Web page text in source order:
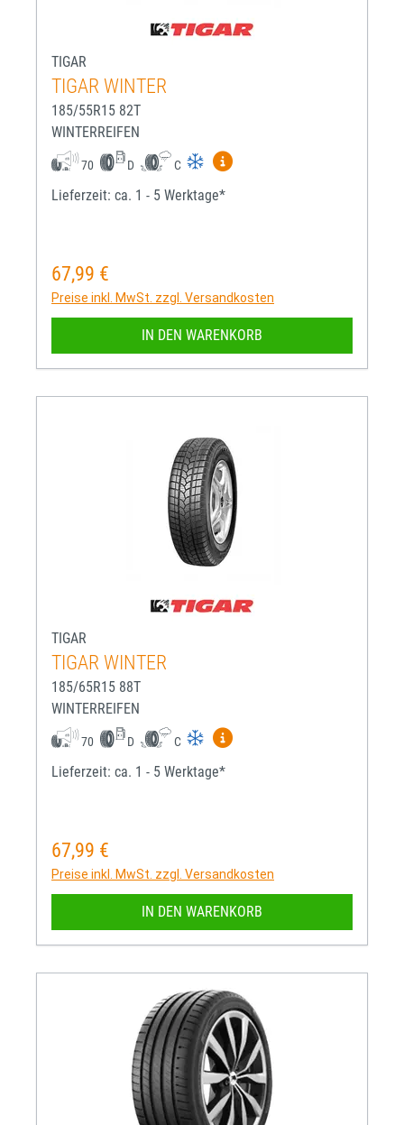
TIGAR
TIGAR WINTER
185/55R15 82T
WINTERREIFEN
70 D C
Mehr Informationen zum
Lieferzeit: ca. 1 - 5 Werktage*
Regulärer Preis:
67,99 €
Preise inkl. MwSt. zzgl. Versandkosten
IN DEN WARENKORB
TIGAR
TIGAR WINTER
185/65R15 88T
WINTERREIFEN
70 D C
Mehr Informationen zum
Lieferzeit: ca. 1 - 5 Werktage*
Regulärer Preis:
67,99 €
Preise inkl. MwSt. zzgl. Versandkosten
IN DEN WARENKORB